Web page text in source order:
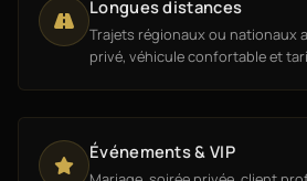
Longues distances
Trajets régionaux ou nationaux
privé, véhicule confortable et
Événements & VIP